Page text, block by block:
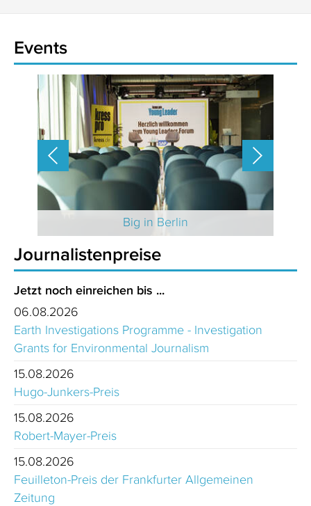
Events
Big in Berlin
Journalistenpreise
Jetzt noch einreichen bis ...
06.08.2026
Earth Investigations Programme - Investigation
Grants for Environmental Journalism
15.08.2026
Hugo-Junkers-Preis
15.08.2026
Robert-Mayer-Preis
15.08.2026
Feuilleton-Preis der Frankfurter Allgemeinen
Zeitung